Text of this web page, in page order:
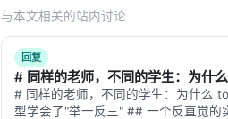
与本文相关的站内讨论
回复
# 同样的老师，不同的学生：为什
# 同样的老师，不同的学生：为什么
型学会了"举一反三" ## 一个反直觉的